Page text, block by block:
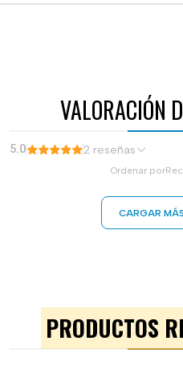
VALORACIÓN
5.0 2 reseñas
Ordenar por
CARGAR
PRODUCTOS